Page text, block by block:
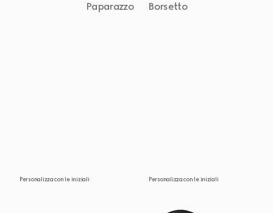
Paparazzo Borsetto
Personalizza con le iniziali Personalizza con le iniziali